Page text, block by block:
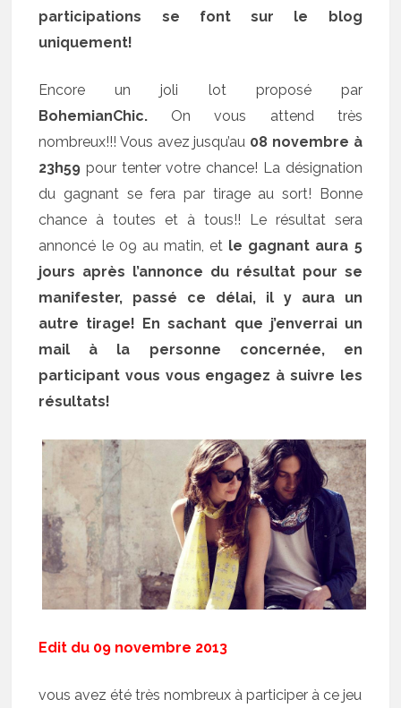
participations se font sur le blog
uniquement!
Encore un joli lot proposé par
BohemianChic. On vous attend très
nombreux!!! Vous avez jusqu’au 08 novembre à
23h59 pour tenter votre chance! La désignation
du gagnant se fera par tirage au sort! Bonne
chance à toutes et à tous!! Le résultat sera
annoncé le 09 au matin, et le gagnant aura 5
jours après l’annonce du résultat pour se
manifester, passé ce délai, il y aura un
autre tirage! En sachant que j’enverrai un
mail à la personne concernée, en
participant vous vous engagez à suivre les
résultats!
Edit du 09 novembre 2013
vous avez été très nombreux à participer à ce jeu